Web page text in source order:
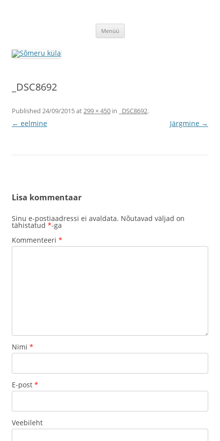
Menüü Liigu
juurde
_DSC8692
Published 24/09/2015at299 × 450 in _DSC8692.
← eelmine Järgmine →
Lisa kommentaar
Sinu e-postiaadressi ei avaldata. Nõutavad väljad on
tähistatud *-ga
Kommenteeri *
Nimi *
E-post *
Veebileht